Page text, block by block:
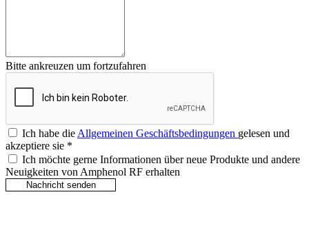
Bitte ankreuzen um fortzufahren
Ich habe dieAllgemeinen Geschäftsbedingungen gelesen und
akzeptiere sie *
Ich möchte gerne Informationen über neue Produkte und andere
Neuigkeiten von Amphenol RF erhalten